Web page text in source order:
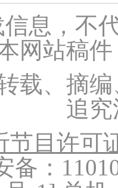
息，不
网站稿
载、摘
追
节目许可
备：